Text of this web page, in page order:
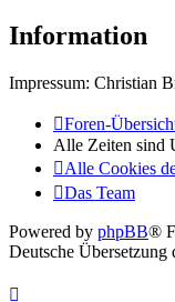
Information
Impressum: Christian
Foren-
Alle Zeiten sind
Alle Cookies
Das Team
Powered by phpBB®
Deutsche Übersetzung